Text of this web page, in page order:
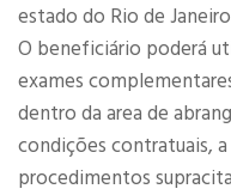
estado do Rio de
O beneficiário poderá
exames
dentro da area de
condições contratuais,
procedimentos